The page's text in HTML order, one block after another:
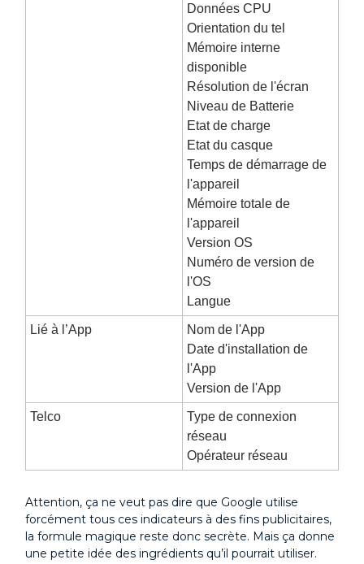
Données CPU
Orientation du tel
Mémoire interne
disponible
Résolution de l'écran
Niveau de Batterie
Etat de charge
Etat du casque
Temps de démarrage de
l'appareil
Mémoire totale de
l'appareil
Version OS
Numéro de version de
l'OS
Langue
Lié à l’App
Nom de l'App
Date d'installation de
l'App
Version de l'App
Telco
Type de connexion
réseau
Opérateur réseau
Attention, ça ne veut pas dire que Google utilise
forcément tous ces indicateurs à des fins publicitaires,
la formule magique reste donc secrète. Mais ça donne
une petite idée des ingrédients qu’il pourrait utiliser.